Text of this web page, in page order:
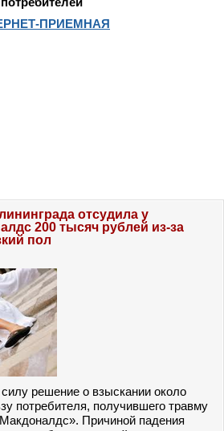
ПРИЕМНАЯ
отсудила у
200 тысяч рублей из-за
пол
решение о взыскании около
потребителя, получившего травму
Причиной падения